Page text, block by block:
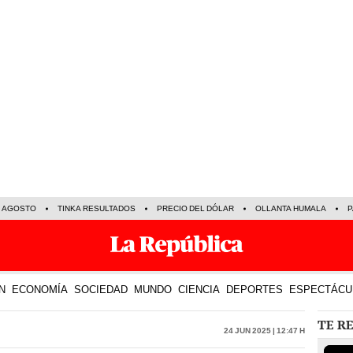
AGOSTO TINKA RESULTADOS PRECIO DEL DÓLAR OLLANTA HUMALA
ECONOMÍA SOCIEDAD MUNDO CIENCIA DEPORTES
24 Jun 2025 | 12:47 h TE